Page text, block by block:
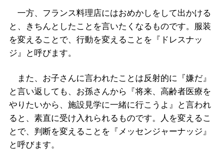
一方、フランス料理店にはおめかしをして出かける
と、きちんとしたことを言いたくなるものです。服装
を変えることで、行動を変えることを『ドレスナッ
ジ』と呼びます。
また、お子さんに言われたことは反射的に『嫌だ』
と言い返しても、お孫さんから『将来、高齢者医療を
やりたいから、施設見学に一緒に行こうよ』と言われ
ると、素直に受け入れられるものです。人を変えるこ
とで、判断を変えることを『メッセンジャーナッジ』
と呼びます。